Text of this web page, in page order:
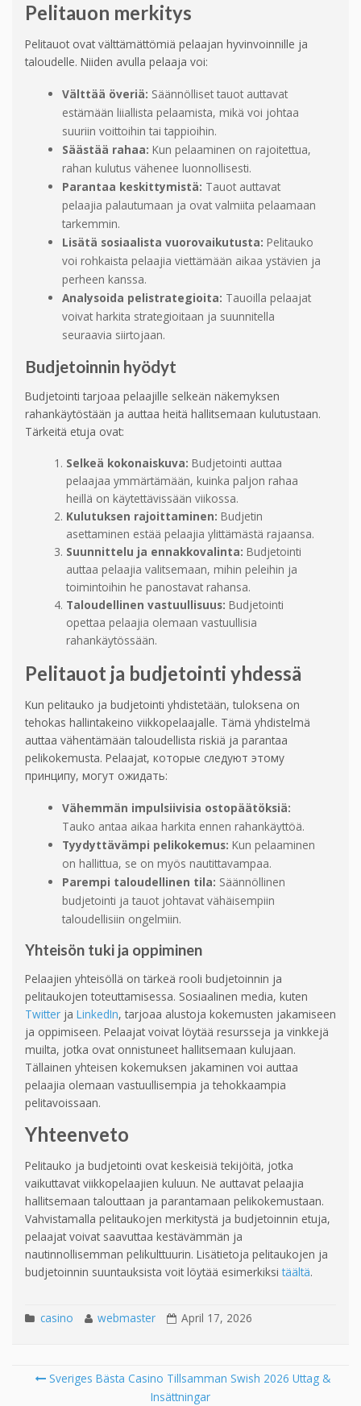
Pelitauon merkitys
Pelitauot ovat välttämättömiä pelaajan hyvinvoinnille ja
taloudelle. Niiden avulla pelaaja voi:
Välttää överiä: Säännölliset tauot auttavat
estämään liiallista pelaamista, mikä voi johtaa
suuriin voittoihin tai tappioihin.
Säästää rahaa: Kun pelaaminen on rajoitettua,
rahan kulutus vähenee luonnollisesti.
Parantaa keskittymistä: Tauot auttavat
pelaajia palautumaan ja ovat valmiita pelaamaan
tarkemmin.
Lisätä sosiaalista vuorovaikutusta: Pelitauko
voi rohkaista pelaajia viettämään aikaa ystävien ja
perheen kanssa.
Analysoida pelistrategioita: Tauoilla pelaajat
voivat harkita strategioitaan ja suunnitella
seuraavia siirtojaan.
Budjetoinnin hyödyt
Budjetointi tarjoaa pelaajille selkeän näkemyksen
rahankäytöstään ja auttaa heitä hallitsemaan kulutustaan.
Tärkeitä etuja ovat:
Selkeä kokonaiskuva: Budjetointi auttaa
pelaajaa ymmärtämään, kuinka paljon rahaa
heillä on käytettävissään viikossa.
Kulutuksen rajoittaminen: Budjetin
asettaminen estää pelaajia ylittämästä rajaansa.
Suunnittelu ja ennakkovalinta: Budjetointi
auttaa pelaajia valitsemaan, mihin peleihin ja
toimintoihin he panostavat rahansa.
Taloudellinen vastuullisuus: Budjetointi
opettaa pelaajia olemaan vastuullisia
rahankäytössään.
Pelitauot ja budjetointi yhdessä
Kun pelitauko ja budjetointi yhdistetään, tuloksena on
tehokas hallintakeino viikkopelaajalle. Tämä yhdistelmä
auttaa vähentämään taloudellista riskiä ja parantaa
pelikokemusta. Pelaajat, которые следуют этому
принципу, могут ожидать:
Vähemmän impulsiivisia ostopäätöksiä:
Tauko antaa aikaa harkita ennen rahankäyttöä.
Tyydyttävämpi pelikokemus: Kun pelaaminen
on hallittua, se on myös nautittavampaa.
Parempi taloudellinen tila: Säännöllinen
budjetointi ja tauot johtavat vähäisempiin
taloudellisiin ongelmiin.
Yhteisön tuki ja oppiminen
Pelaajien yhteisöllä on tärkeä rooli budjetoinnin ja
pelitaukojen toteuttamisessa. Sosiaalinen media, kuten
Twitter ja LinkedIn, tarjoaa alustoja kokemusten jakamiseen
ja oppimiseen. Pelaajat voivat löytää resursseja ja vinkkejä
muilta, jotka ovat onnistuneet hallitsemaan kulujaan.
Tällainen yhteisen kokemuksen jakaminen voi auttaa
pelaajia olemaan vastuullisempia ja tehokkaampia
pelitavoissaan.
Yhteenveto
Pelitauko ja budjetointi ovat keskeisiä tekijöitä, jotka
vaikuttavat viikkopelaajien kuluun. Ne auttavat pelaajia
hallitsemaan talouttaan ja parantamaan pelikokemustaan.
Vahvistamalla pelitaukojen merkitystä ja budjetoinnin etuja,
pelaajat voivat saavuttaa kestävämmän ja
nautinnollisemman pelikulttuurin. Lisätietoja pelitaukojen ja
budjetoinnin suuntauksista voit löytää esimerkiksitäältä.
casino webmaster April 17, 2026
Post navigation
Sveriges Bästa Casino Tillsamman Swish 2026 Uttag &
Insättningar